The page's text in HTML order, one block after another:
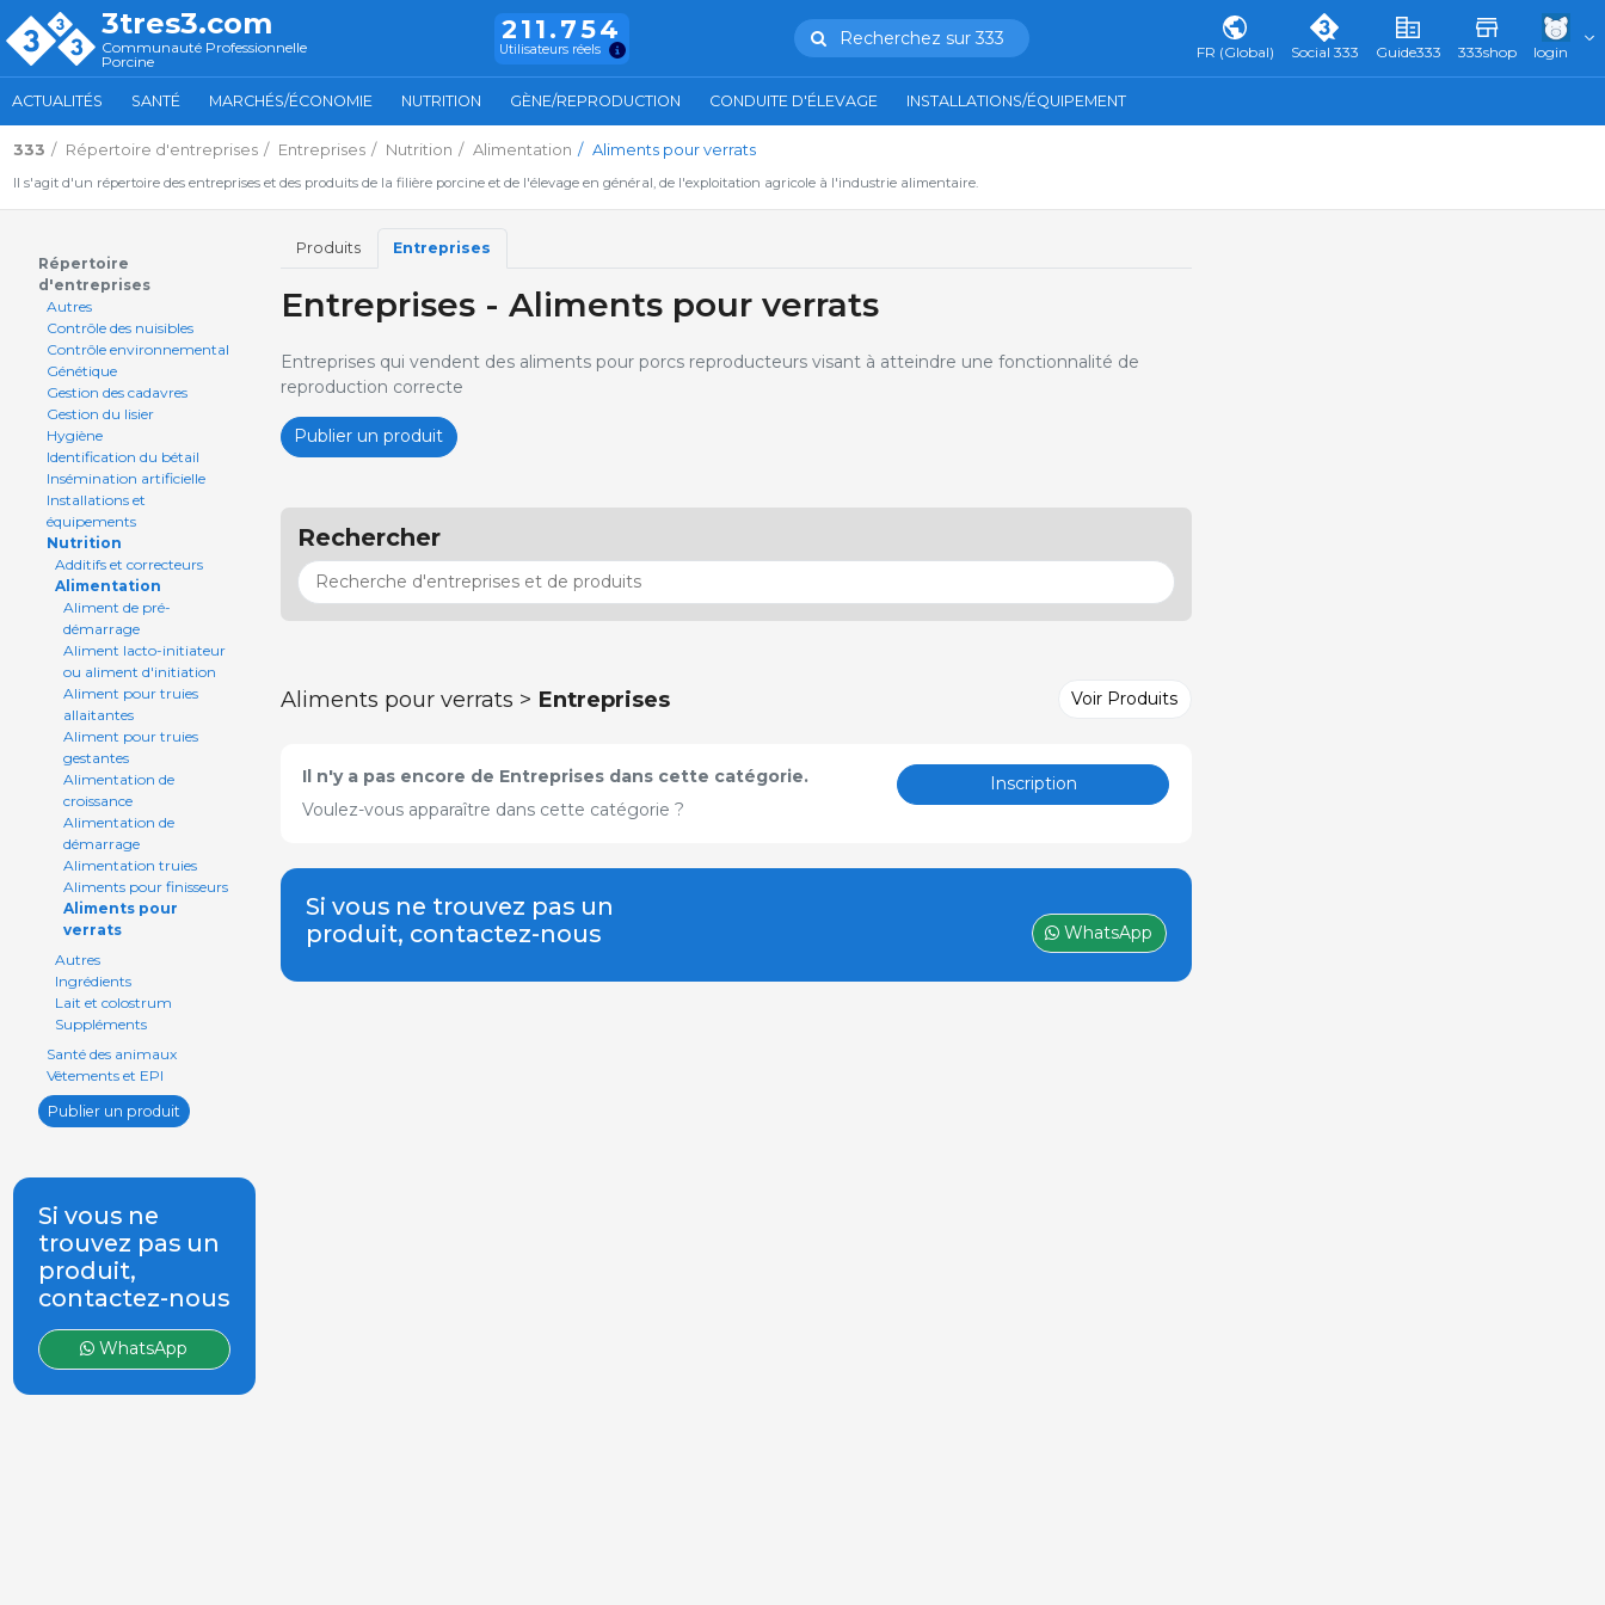
3tres3.com
Communauté Professionnelle
Porcine
211.754
Utilisateurs réels
Recherchez sur 333
FR (Global) Social 333 Guide333 333shop login
ACTUALITÉS SANTÉ MARCHÉS/ÉCONOMIE NUTRITION GÈNE/REPRODUCTION CONDUITE D'ÉLEVAGE INSTALLATIONS/ÉQUIPEMENT
333 Répertoire d'entreprises Entreprises Nutrition Alimentation Aliments pour verrats
Il s'agit d'un répertoire des entreprises et des produits de la filière porcine et de l'élevage en général, de l'exploitation agricole à l'industrie alimentaire.
Répertoire
d'entreprises
Autres
Contrôle des nuisibles
Contrôle environnemental
Génétique
Gestion des cadavres
Gestion du lisier
Hygiène
Identification du bétail
Insémination artificielle
Installations et
équipements
Nutrition
Additifs et correcteurs
Alimentation
Aliment de pré-
démarrage
Aliment lacto-initiateur
ou aliment d'initiation
Aliment pour truies
allaitantes
Aliment pour truies
gestantes
Alimentation de
croissance
Alimentation de
démarrage
Alimentation truies
Aliments pour finisseurs
Aliments pour
verrats
Autres
Ingrédients
Lait et colostrum
Suppléments
Santé des animaux
Vêtements et EPI
Publier un produit
Si vous ne
trouvez pas un
produit,
contactez-nous
WhatsApp
Produits Entreprises
Entreprises - Aliments pour verrats
Entreprises qui vendent des aliments pour porcs reproducteurs visant à atteindre une fonctionnalité de
reproduction correcte
Publier un produit
Rechercher
Aliments pour verrats > Entreprises Voir Produits
Il n'y a pas encore de Entreprises dans cette catégorie.
Voulez-vous apparaître dans cette catégorie ?
Inscription
Si vous ne trouvez pas un
produit, contactez-nous
WhatsApp